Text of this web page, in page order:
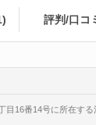
評判/口コ
目16番14号に所在す